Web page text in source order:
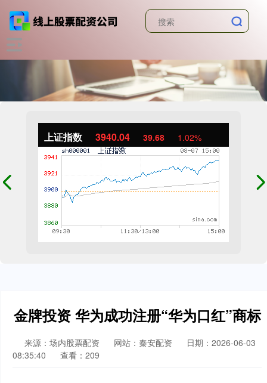
上证指数 3940.04 39.68 1.02%
金牌投资 华为成功注册“华为口红”商标
来源：场内股票配资 网站：秦安配资
日期：2026-06-03
08:35:40
查看：209